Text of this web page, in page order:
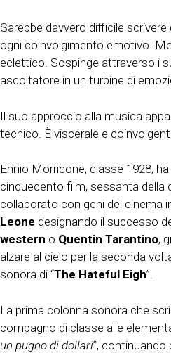
Sarebbe davvero difficile
ogni coinvolgimento emotivo.
eclettico. Sospinge attraverso i
ascoltatore in un turbine di
Il suo approccio alla musica
tecnico. È viscerale e
Ennio Morricone, classe 1928,
cinquecento film, sessanta della
collaborato con geni del cinema
Leone designando il successo
western o Quentin Tarantino,
alzare al cielo per la seconda
sonora di “The Hateful Eigh”.
La prima colonna sonora che
compagno di classe alle
un pugno di dollari”,